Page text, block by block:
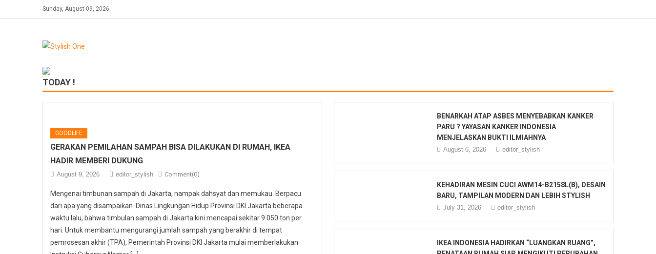
to
Sunday, August 09, 2026
TODAY !
GOODLIFE
GERAKAN PEMILAHAN SAMPAH BISA DILAKUKAN DI RUMAH, IKEA
HADIR MEMBERI DUKUNG
August 9, 2026 editor_stylish Comment(0)
Mengenai timbunan sampah di Jakarta, nampak dahsyat dan memukau. Berpacu
dari apa yang disampaikan Dinas Lingkungan Hidup Provinsi DKI Jakarta beberapa
waktu lalu, bahwa timbulan sampah di Jakarta kini mencapai sekitar 9.050 ton per
hari. Untuk membantu mengurangi jumlah sampah yang berakhir di tempat
pemrosesan akhir (TPA), Pemerintah Provinsi DKI Jakarta mulai memberlakukan
BENARKAH ATAP ASBES MENYEBABKAN KANKER
PARU ? YAYASAN KANKER INDONESIA
MENJELASKAN BUKTI ILMIAHNYA
August 6, 2026 editor_stylish
KEHADIRAN MESIN CUCI AWM14-B2158L(B), DESAIN
BARU, TAMPILAN MODERN DAN LEBIH STYLISH
July 31, 2026 editor_stylish
IKEA INDONESIA HADIRKAN “LUANGKAN RUANG”,